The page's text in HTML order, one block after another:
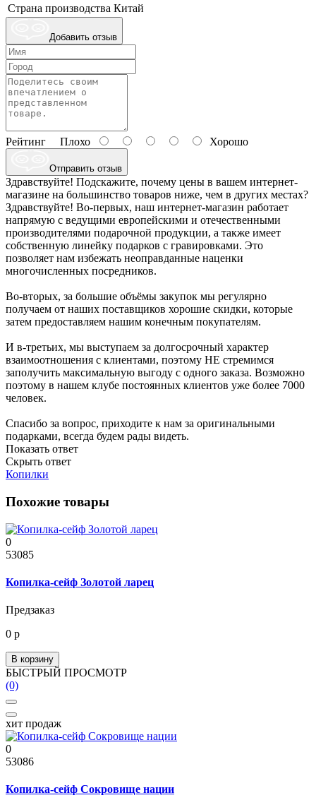
Страна производства Китай
Добавить отзыв
Рейтинг Плохо Хорошо
Отправить отзыв
Здравствуйте! Подскажите, почему цены в вашем интернет-
магазине на большинство товаров ниже, чем в других местах?
Здравствуйте! Во-первых, наш интернет-магазин работает
напрямую с ведущими европейскими и отечественными
производителями подарочной продукции, а также имеет
собственную линейку подарков с гравировками. Это
позволяет нам избежать неоправданные наценки
многочисленных посредников.
Во-вторых, за большие объёмы закупок мы регулярно
получаем от наших поставщиков хорошие скидки, которые
затем предоставляем нашим конечным покупателям.
И в-третьих, мы выступаем за долгосрочный характер
взаимоотношения с клиентами, поэтому НЕ стремимся
заполучить максимальную выгоду с одного заказа. Возможно
поэтому в нашем клубе постоянных клиентов уже более 7000
человек.
Спасибо за вопрос, приходите к нам за оригинальными
подарками, всегда будем рады видеть.
Показать ответ
Скрыть ответ
Копилки
Похожие товары
0
53085
Копилка-сейф Золотой ларец
Предзаказ
0 р
В корзину
БЫСТРЫЙ ПРОСМОТР
(0)
хит продаж
0
53086
Копилка-сейф Сокровище нации